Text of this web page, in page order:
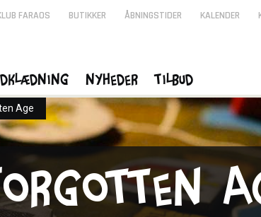
Age
FARAOS BUTIKKER ÅBNINGSTIDER KALENDER
Nyheder Tilbud